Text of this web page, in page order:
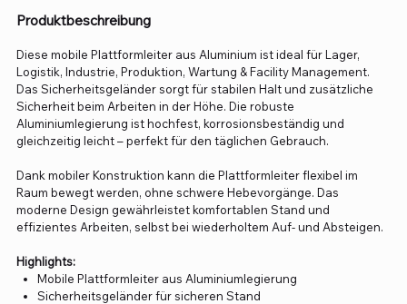
Produktbeschreibung
Diese mobile Plattformleiter aus Aluminium ist ideal für Lager,
Logistik, Industrie, Produktion, Wartung & Facility Management.
Das Sicherheitsgeländer sorgt für stabilen Halt und zusätzliche
Sicherheit beim Arbeiten in der Höhe. Die robuste
Aluminiumlegierung ist hochfest, korrosionsbeständig und
gleichzeitig leicht – perfekt für den täglichen Gebrauch.
Dank mobiler Konstruktion kann die Plattformleiter flexibel im
Raum bewegt werden, ohne schwere Hebevorgänge. Das
moderne Design gewährleistet komfortablen Stand und
effizientes Arbeiten, selbst bei wiederholtem Auf- und Absteigen.
Highlights:
Mobile Plattformleiter aus Aluminiumlegierung
Sicherheitsgeländer für sicheren Stand